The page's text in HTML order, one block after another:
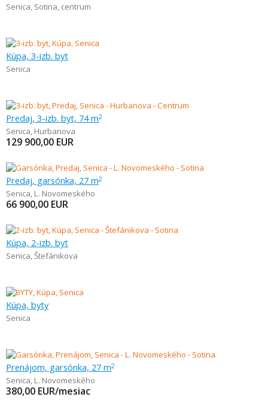
Senica, Sotina, centrum
Kúpa, 3-izb. byt
Senica
Predaj, 3-izb. byt, 74 m2
Senica, Hurbanova
129 900,00 EUR
Predaj, garsónka, 27 m2
Senica, L. Novomeského
66 900,00 EUR
Kúpa, 2-izb. byt
Senica,Štefánikova
Kúpa, byty
Senica
Prenájom, garsónka, 27 m2
Senica, L. Novomeského
380,00 EUR/mesiac